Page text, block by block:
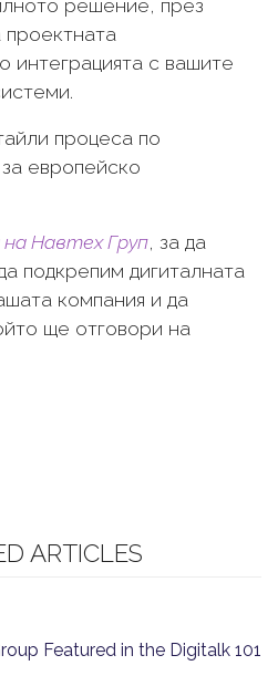
решение, през
проектната
интеграцията с вашите
процеса по
европейско
Навтех Груп, за да
подкрепим дигиталната
компания и да
ще отговори на
ARTICLES
Featured in the Digitalk 101